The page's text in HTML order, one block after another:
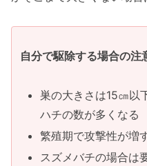
自分で駆除する場合の注
巣の大きさは15㎝以
ハチの数が多くなる
繁殖期で攻撃性が増
スズメバチの場合は